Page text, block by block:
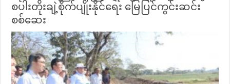
စပါးတိုးချဲ့စိုက်ပျိုးနိုင်ရေး မြေပြင်ကွင်းဆင်း
စစ်ဆေး